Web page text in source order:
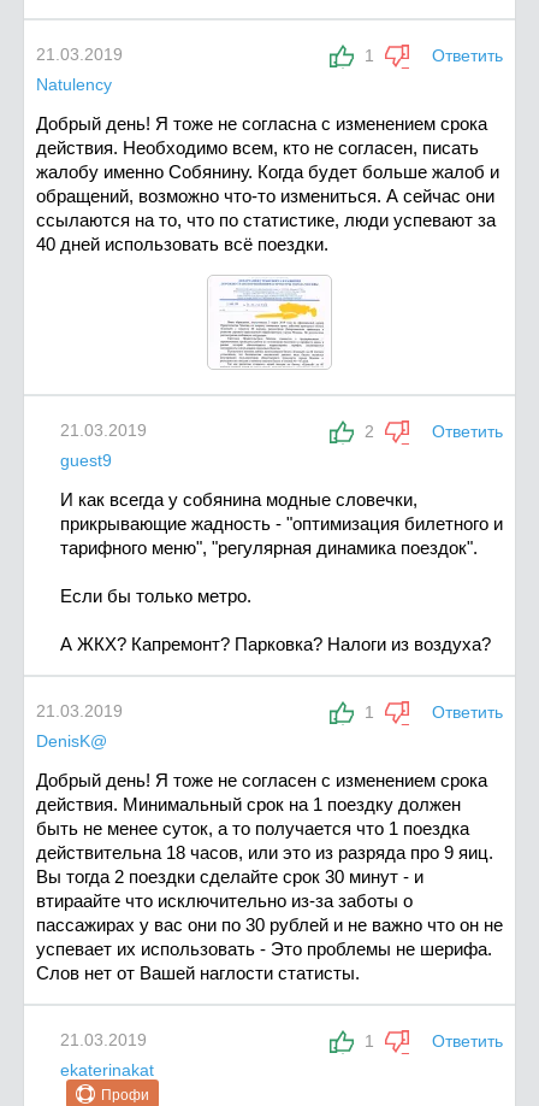
1 Ответить
21.03.2019
Natulency
Добрый день! Я тоже не согласна с изменением срока
действия. Необходимо всем, кто не согласен, писать
жалобу именно Собянину. Когда будет больше жалоб и
обращений, возможно что-то измениться. А сейчас они
ссылаются на то, что по статистике, люди успевают за
40 дней использовать всё поездки.
2 Ответить
21.03.2019
guest9
И как всегда у собянина модные словечки,
прикрывающие жадность - "оптимизация билетного и
тарифного меню", "регулярная динамика поездок".
Если бы только метро.
А ЖКХ? Капремонт? Парковка? Налоги из воздуха?
1 Ответить
21.03.2019
DenisK@
Добрый день! Я тоже не согласeн с изменением срока
действия. Минимальный срок на 1 поездку должен
быть не менее суток, а то получается что 1 поездка
действительна 18 часов, или это из разряда про 9 яиц.
Вы тогда 2 поездки сделайте срок 30 минут - и
втираайте что исключительно из-за заботы о
пассажирах у вас они по 30 рублей и не важно что он не
успевает их использовать - Это проблемы не шерифа.
Слов нет от Вашей наглости статисты.
1 Ответить
21.03.2019
ekaterinakat
Профи